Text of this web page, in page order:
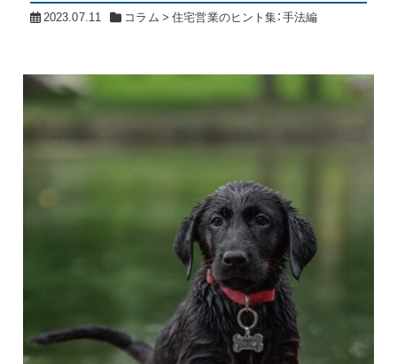
2023.07.11 コラム >住宅営業のヒント集：手法編